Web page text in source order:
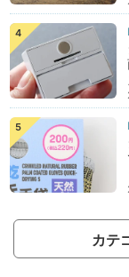
カテ